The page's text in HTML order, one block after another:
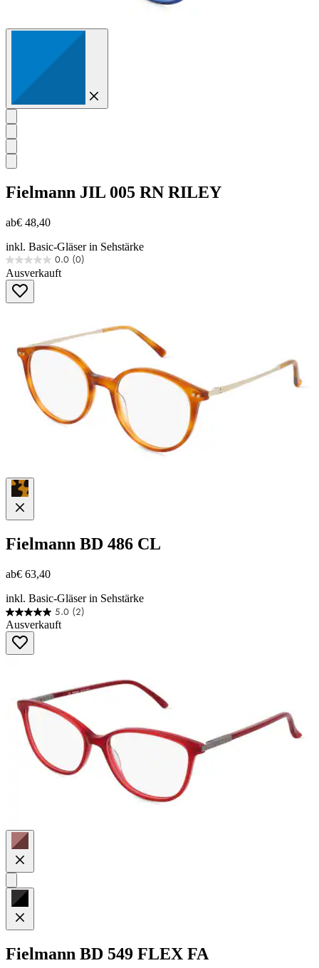
Fielmann JIL 005 RN RILEY
ab€ 48,40
inkl. Basic-Gläser in Sehstärke
0.0 (0)
0.0
von
Sternen.
Ausverkauft
Fielmann BD 486 CL
ab€ 63,40
inkl. Basic-Gläser in Sehstärke
5.0 (2)
5.0
von
Sternen.
Ausverkauft
Fielmann BD 549 FLEX FA